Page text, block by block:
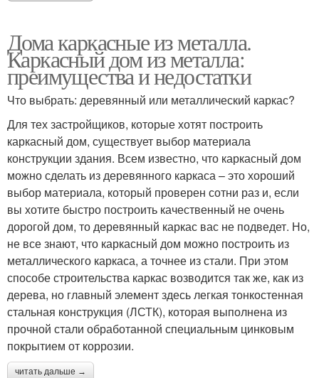
Дома каркасные из металла.
Каркасный дом из металла:
преимущества и недостатки
Что выбрать: деревянный или металлический каркас?
Для тех застройщиков, которые хотят построить
каркасный дом, существует выбор материала
конструкции здания. Всем известно, что каркасный дом
можно сделать из деревянного каркаса – это хороший
выбор материала, который проверен сотни раз и, если
вы хотите быстро построить качественный не очень
дорогой дом, то деревянный каркас вас не подведет. Но,
не все знают, что каркасный дом можно построить из
металлического каркаса, а точнее из стали. При этом
способе строительства каркас возводится так же, как из
дерева, но главный элемент здесь легкая тонкостенная
стальная конструкция (ЛСТК), которая выполнена из
прочной стали обработанной специальным цинковым
покрытием от коррозии.
читать дальше →